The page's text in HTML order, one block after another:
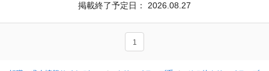
掲載終了予定日： 2026.08.27
1